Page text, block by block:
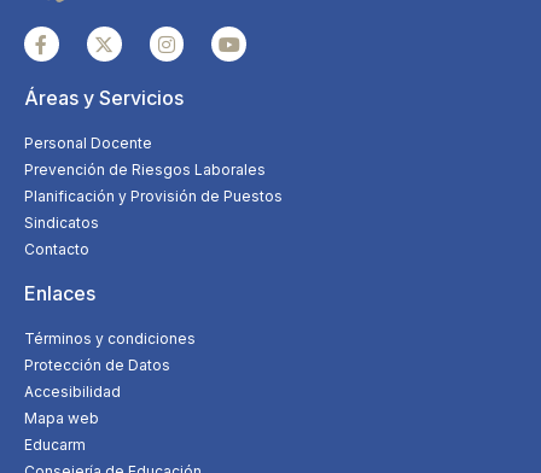
Áreas y Servicios
Personal Docente
Prevención de Riesgos Laborales
Planificación y Provisión de Puestos
Sindicatos
Contacto
Enlaces
Términos y condiciones
Protección de Datos
Accesibilidad
Mapa web
Educarm